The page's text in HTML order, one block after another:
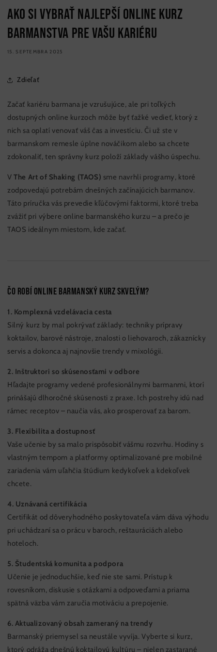
Ako si vybrať najlepší online kurz
barmanstva pre vašu kariéru
15. SEPTEMBRA 2025
Zdieľať
Začať kariéru barmana je vzrušujúce, ale pri toľkých
dostupných online kurzoch môže byť ťažké vedieť, ktorý z
nich sa oplatí venovať váš čas a investíciu. Či už ste v
barmanskom remesle úplne nováčikom alebo sa chcete
zdokonaliť, ten správny kurz položí základy vášho úspechu.
VThe Art of Shaking (TAOS) sme navrhli programy, ktoré
zodpovedajú potrebám dnešných začínajúcich barmanov.
Táto príručka vás prevedie kľúčovými faktormi, ktoré treba
zvážiť pri výbere online barmanského kurzu – a prečo je
TAOS ideálnym miestom, kde začať.
Čo robí online barmanský kurz skvelým?
1. Komplexná vzdelávacia cesta
Silný kurz by mal pokrývať základy: techniky prípravy
koktailov, barové nástroje, znalosti o liehovaroch, zákaznícky
servis a dokonca aj najnovšie trendy v mixológii.
2. Inštruktori so skúsenosťami v odbore
Hľadajte programy vedené profesionálnymi barmanmi, ktorí
prinášajú dlhoročné skúsenosti z praxe. Ich postrehy idú nad
rámec receptov – naučia vás, ako prosperovať za barom.
3. Flexibilita a dostupnosť
Vaše učenie by sa malo prispôsobiť vášmu rozvrhu. Hodiny s
vlastným tempom a platformy optimalizované pre mobilné
zariadenia vám uľahčia štúdium kedykoľvek a kdekoľvek
chcete.
4. Uznávaná certifikácia
Certifikát od dôveryhodného poskytovateľa vám dáva výhodu
pri uchádzaní sa o prácu v baroch, reštauráciách alebo
hoteloch.
5. Študentská komunita a podpora
Učenie je jednoduchšie, keď nie ste sami. Prístup k
rovesníkom, diskusie s otázkami a odpoveďami a priama
spätná väzba vám zaručia motiváciu a prepojenie.
6. Aktualizovaný obsah zameraný na trendy
Barmanský priemysel sa neustále vyvíja. Vyberte si kurz,
ktorý odráža dnešnú koktailovú kultúru – nielen zastarané